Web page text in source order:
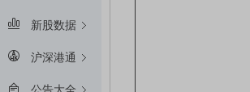
新股数据
沪深港通